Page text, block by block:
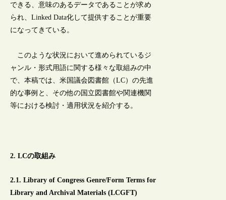
できる、意味のあるデータであることが求め
られ、Linked Data化して提供することが重要
になってきている。
このような状況において進められているジ
ャンル・形式用語に関する様々な取組みの中
で、本稿では、米国議会図書館（LC）の先進
的な事例と、その他の国立図書館や関連機関
等における検討・適用状況を紹介する。
2. LCの取組み
2.1. Library of Congress Genre/Form Terms for
Library and Archival Materials (LCGFT)